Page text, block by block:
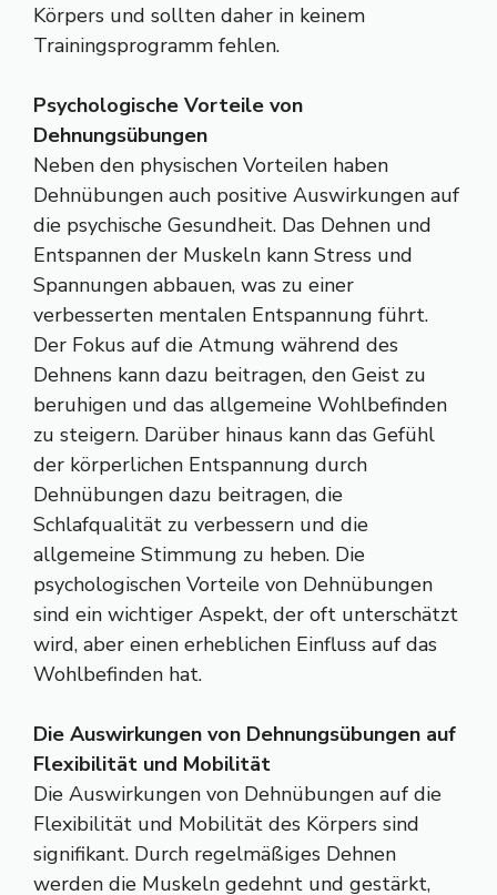
Körpers und sollten daher in keinem
Trainingsprogramm fehlen.
Psychologische Vorteile von
Dehnungsübungen
Neben den physischen Vorteilen haben
Dehnübungen auch positive Auswirkungen auf
die psychische Gesundheit. Das Dehnen und
Entspannen der Muskeln kann Stress und
Spannungen abbauen, was zu einer
verbesserten mentalen Entspannung führt.
Der Fokus auf die Atmung während des
Dehnens kann dazu beitragen, den Geist zu
beruhigen und das allgemeine Wohlbefinden
zu steigern. Darüber hinaus kann das Gefühl
der körperlichen Entspannung durch
Dehnübungen dazu beitragen, die
Schlafqualität zu verbessern und die
allgemeine Stimmung zu heben. Die
psychologischen Vorteile von Dehnübungen
sind ein wichtiger Aspekt, der oft unterschätzt
wird, aber einen erheblichen Einfluss auf das
Wohlbefinden hat.
Die Auswirkungen von Dehnungsübungen auf
Flexibilität und Mobilität
Die Auswirkungen von Dehnübungen auf die
Flexibilität und Mobilität des Körpers sind
signifikant. Durch regelmäßiges Dehnen
werden die Muskeln gedehnt und gestärkt,